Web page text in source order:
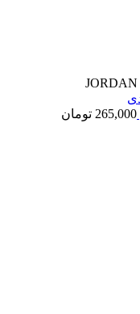
265,000 تومان